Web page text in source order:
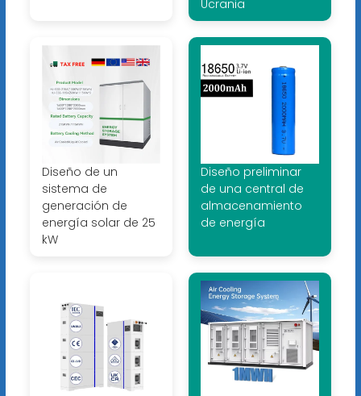
Ucrania
Diseño de un
sistema de
generación de
energía solar de 25
kW
Diseño preliminar
de una central de
almacenamiento
de energía